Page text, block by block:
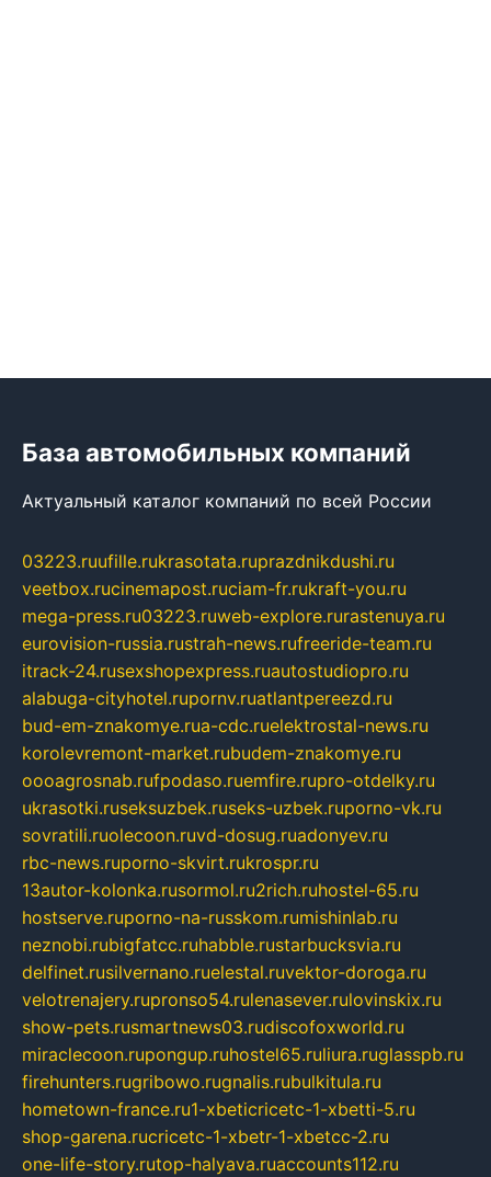
База автомобильных компаний
Актуальный каталог компаний по всей России
03223.ruufille.rukrasotata.ruprazdnikdushi.ru
veetbox.rucinemapost.ruciam-fr.rukraft-you.ru
mega-press.ru03223.ruweb-explore.rurastenuya.ru
eurovision-russia.rustrah-news.rufreeride-team.ru
itrack-24.rusexshopexpress.ruautostudiopro.ru
alabuga-cityhotel.rupornv.ruatlantpereezd.ru
bud-em-znakomye.rua-cdc.ruelektrostal-news.ru
korolevremont-market.rubudem-znakomye.ru
oooagrosnab.rufpodaso.ruemfire.rupro-otdelky.ru
ukrasotki.ruseksuzbek.ruseks-uzbek.ruporno-vk.ru
sovratili.ruolecoon.ruvd-dosug.ruadonyev.ru
rbc-news.ruporno-skvirt.rukrospr.ru
13autor-kolonka.rusormol.ru2rich.ruhostel-65.ru
hostserve.ruporno-na-russkom.rumishinlab.ru
neznobi.rubigfatcc.ruhabble.rustarbucksvia.ru
delfinet.rusilvernano.ruelestal.ruvektor-doroga.ru
velotrenajery.rupronso54.rulenasever.rulovinskix.ru
show-pets.rusmartnews03.rudiscofoxworld.ru
miraclecoon.rupongup.ruhostel65.ruliura.ruglasspb.ru
firehunters.rugribowo.rugnalis.rubulkitula.ru
hometown-france.ru1-xbeticricetc-1-xbetti-5.ru
shop-garena.rucricetc-1-xbetr-1-xbetcc-2.ru
one-life-story.rutop-halyava.ruaccounts112.ru